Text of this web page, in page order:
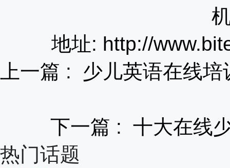
地址: http://
上一篇 : 少儿英语在线
下一篇 : 十大在线
热门话题